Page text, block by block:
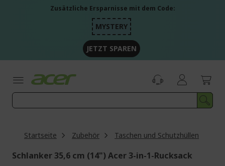
Zusätzliche Ersparnisse mit dem Code:
MYSTERY
JETZT SPAREN
Startseite Zubehör Taschen und Schutzhüllen
Schlanker 35,6 cm (14") Acer 3-in-1-Rucksack